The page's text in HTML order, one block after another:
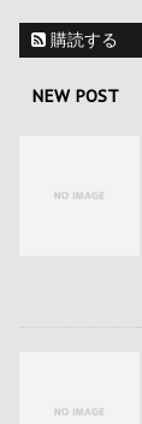
購読する
NEW POST